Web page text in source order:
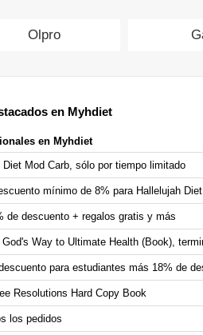
Olpro
en Myhdiet
en Myhdiet
Mod Carb, sólo por tiempo limitado
mínimo de 8% para Hallelujah
de descuento + regalos gratis y más
Way to Ultimate Health (Book),
para estudiantes más 18% de
Resolutions Hard Copy Book
los pedidos